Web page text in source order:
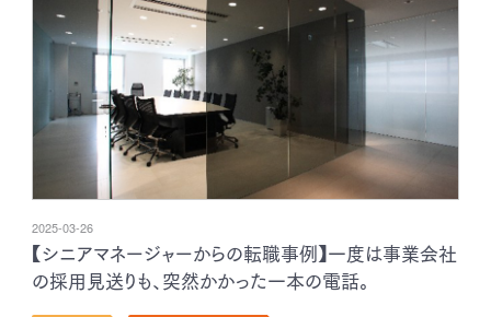
2025-03-26
【シニアマネージャーからの転職事例】一度は事業会社
の採用見送りも、突然かかった一本の電話。